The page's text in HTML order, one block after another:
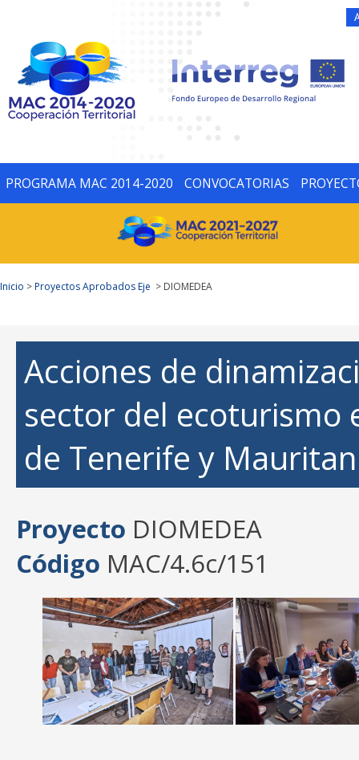
PROGRAMA MAC 2014-2020 CONVOCATORIAS
Inicio >Proyectos Aprobados Eje > DIOMEDEA
Acciones de
sector del ecoturismo
de Tenerife y
Proyecto DIOMEDEA
Código MAC/4.6c/151